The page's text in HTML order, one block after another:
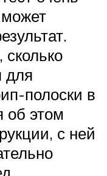
сколько
для
полоски в
этом
с ней